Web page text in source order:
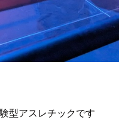
型アスレチックです